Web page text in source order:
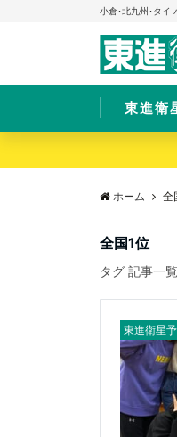
小倉･北九州･タイ
東進衛
ホーム 全
全国1位
タグ 記事一覧
東進衛星